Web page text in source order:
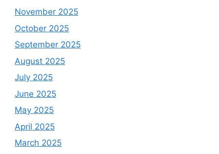
November 2025
October 2025
September 2025
August 2025
July 2025
June 2025
May 2025
April 2025
March 2025